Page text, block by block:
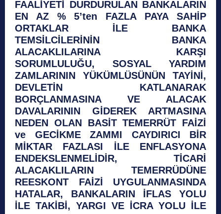
FAALİYETİ DURDURULAN BANKALARIN
EN AZ % 5’ten FAZLA PAYA SAHİP
ORTAKLAR İLE BANKA
TEMSİLCİLERİNİN BANKA
ALACAKLILARINA KARŞI
SORUMLULUĞU, SOSYAL YARDIM
ZAMLARININ YÜKÜMLÜSÜNÜN TAYİNİ,
DEVLETİN KATLANARAK
BORÇLANMASINA VE ALACAK
DAVALARININ GİDEREK ARTMASINA
NEDEN OLAN BASİT TEMERRÜT FAİZİ
ve GECİKME ZAMMI CAYDIRICI BİR
MİKTAR FAZLASI İLE ENFLASYONA
ENDEKSLENMELİDİR, TİCARİ
ALACAKLILARIN TEMERRÜDÜNE
REESKONT FAİZİ UYGULANMASINDA
HATALAR, BANKALARIN İFLAS YOLU
İLE TAKİBİ, YARGI VE İCRA YOLU İLE